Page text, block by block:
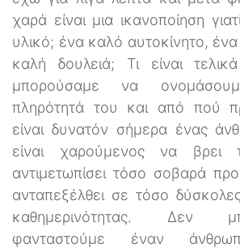
χαρά είναι μια ικανοποίηση
υλικό; ένα καλό αυτοκίνητο, ένα
καλή δουλειά; Τι είναι
μπορούσαμε να
πληρότητά του και από πού
είναι δυνατόν σήμερα ένας
είναι χαρούμενος να
αντιμετωπίσει τόσο σοβαρά
ανταπεξέλθει σε τόσο
καθημερινότητας. Δεν
φανταστούμε έναν